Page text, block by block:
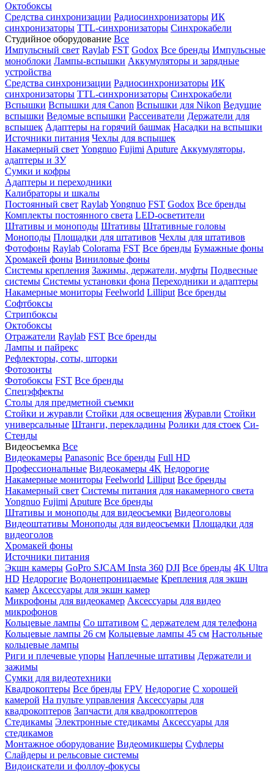
Октобоксы
Средства синхронизации Радиосинхронизаторы ИК
синхронизаторы TTL-синхронизаторы Синхрокабели
Студийное оборудование Все
Импульсный свет Raylab FST Godox Все бренды Импульсные
моноблоки Лампы-вспышки Аккумуляторы и зарядные
устройства
Средства синхронизации Радиосинхронизаторы ИК
синхронизаторы TTL-синхронизаторы Синхрокабели
Вспышки Вспышки для Canon Вспышки для Nikon Ведущие
вспышки Ведомые вспышки Рассеиватели Держатели для
вспышек Адаптеры на горячий башмак Насадки на вспышки
Источники питания Чехлы для вспышек
Накамерный свет Yongnuo Fujimi Aputure Аккумуляторы,
адаптеры и ЗУ
Сумки и кофры
Адаптеры и переходники
Калибраторы и шкалы
Постоянный свет RaylabYongnuo FST Godox Все бренды
Комплекты постоянного света LED-осветители
Штативы и моноподы Штативы Штативные головы
Моноподы Площадки для штативов Чехлы для штативов
Фотофоны Raylab Colorama FST Все бренды Бумажные фоны
Хромакей фоны Виниловые фоны
Системы крепления Зажимы, держатели, муфты Подвесные
системы Системы установки фона Переходники и адаптеры
Накамерные мониторы Feelworld Lilliput Все бренды
Софтбоксы
Стрипбоксы
Октобоксы
Отражатели Raylab FST Все бренды
Лампы и пайрекс
Рефлекторы, соты, шторки
Фотозонты
Фотобоксы FST Все бренды
Спецэффекты
Столы для предметной съемки
Стойки и журавли Стойки для освещения Журавли Стойки
универсальные Штанги, перекладины Ролики для стоек Си-
Стенды
Видеосъемка Все
Видеокамеры Panasonic Все бренды Full HD
Профессиональные Видеокамеры 4K Недорогие
Накамерные мониторы Feelworld Lilliput Все бренды
Накамерный свет Системы питания для накамерного света
Yongnuo Fujimi Aputure Все бренды
Штативы и моноподы для видеосъемки Видеоголовы
Видеоштативы Моноподы для видеосъемки Площадки для
видеоголов
Хромакей фоны
Источники питания
Экшн камеры GoPro SJCAM Insta 360 DJI Все бренды 4K Ultra
HD Недорогие Водонепроницаемые Крепления для экшн
камер Аксессуары для экшн камер
Микрофоны для видеокамер Аксессуары для видео
микрофонов
Кольцевые лампы Со штативом C держателем для телефона
Кольцевые лампы 26 см Кольцевые лампы 45 см Настольные
кольцевые лампы
Риги и плечевые упоры Наплечные штативы Держатели и
зажимы
Сумки для видеотехники
Квадрокоптеры Все бренды FPV Недорогие С хорошей
камерой На пульте управления Аксессуары для
квадрокоптеров Запчасти для квадрокоптеров
Стедикамы Электронные стедикамы Аксессуары для
стедикамов
Монтажное оборудование Видеомикшеры Суфлеры
Слайдеры и рельсовые системы
Видоискатели и фоллоу-фокусы